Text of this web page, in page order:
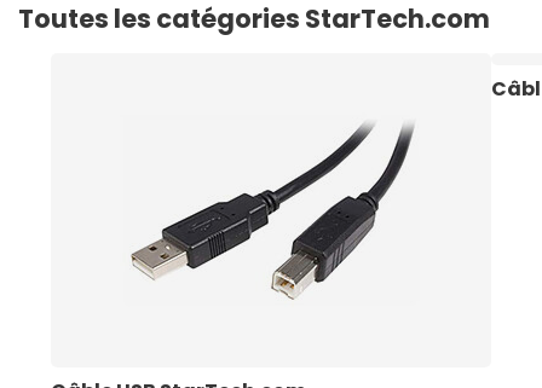
Toutes les catégories StarTech.com